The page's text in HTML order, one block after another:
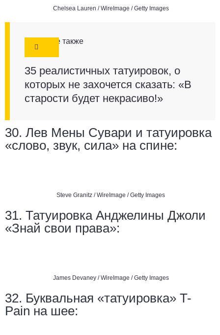
Chelsea Lauren / WireImage / Getty Images
Смотрите также
35 реалистичных татуировок, о
которых не захочется сказать: «В
старости будет некрасиво!»
30. Лев Мены Сувари и татуировка
«слово, звук, сила» на спине:
Steve Granitz / WireImage / Getty Images
31. Татуировка Анджелины Джоли
«Знай свои права»:
James Devaney / WireImage / Getty Images
32. Буквальная «татуировка» T-
Pain на шее: